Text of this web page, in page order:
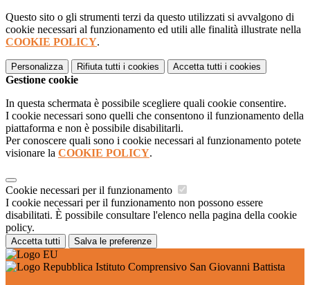
Questo sito o gli strumenti terzi da questo utilizzati si avvalgono di
cookie necessari al funzionamento ed utili alle finalità illustrate nella
COOKIE POLICY.
Personalizza Rifiuta tutti i cookies Accetta tutti i cookies
Gestione cookie
In questa schermata è possibile scegliere quali cookie consentire.
I cookie necessari sono quelli che consentono il funzionamento della
piattaforma e non è possibile disabilitarli.
Per conoscere quali sono i cookie necessari al funzionamento potete
visionare la COOKIE POLICY.
Cookie necessari per il funzionamento
I cookie necessari per il funzionamento non possono essere
disabilitati. È possibile consultare l'elenco nella pagina della cookie
policy.
Accetta tutti Salva le preferenze
Istituto Comprensivo San Giovanni Battista